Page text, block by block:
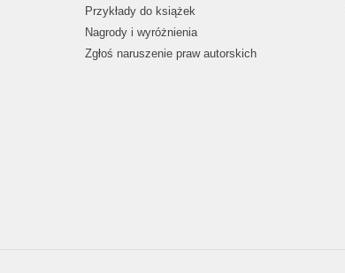
Przykłady do książek
Nagrody i wyróżnienia
Zgłoś naruszenie praw autorskich